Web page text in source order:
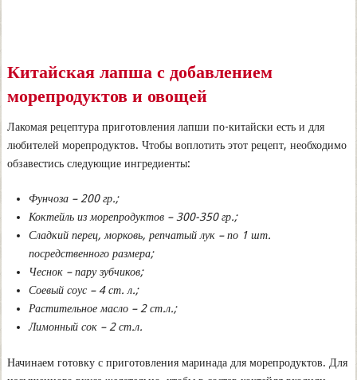
Китайская лапша с добавлением
морепродуктов и овощей
Лакомая рецептура приготовления лапши по-китайски есть и для
любителей морепродуктов. Чтобы воплотить этот рецепт, необходимо
обзавестись следующие ингредиенты:
Фунчоза – 200 гр.;
Коктейль из морепродуктов – 300-350 гр.;
Сладкий перец, морковь, репчатый лук – по 1 шт.
посредственного размера;
Чеснок – пару зубчиков;
Соевый соус – 4 ст. л.;
Растительное масло – 2 ст.л.;
Лимонный сок – 2 ст.л.
Начинаем готовку с приготовления маринада для морепродуктов. Для